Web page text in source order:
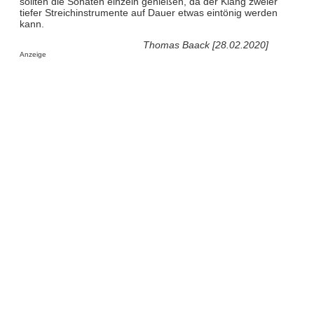
tiefer Streichinstrumente auf Dauer etwas eintönig werden
kann.
Thomas Baack [28.02.2020]
Anzeige